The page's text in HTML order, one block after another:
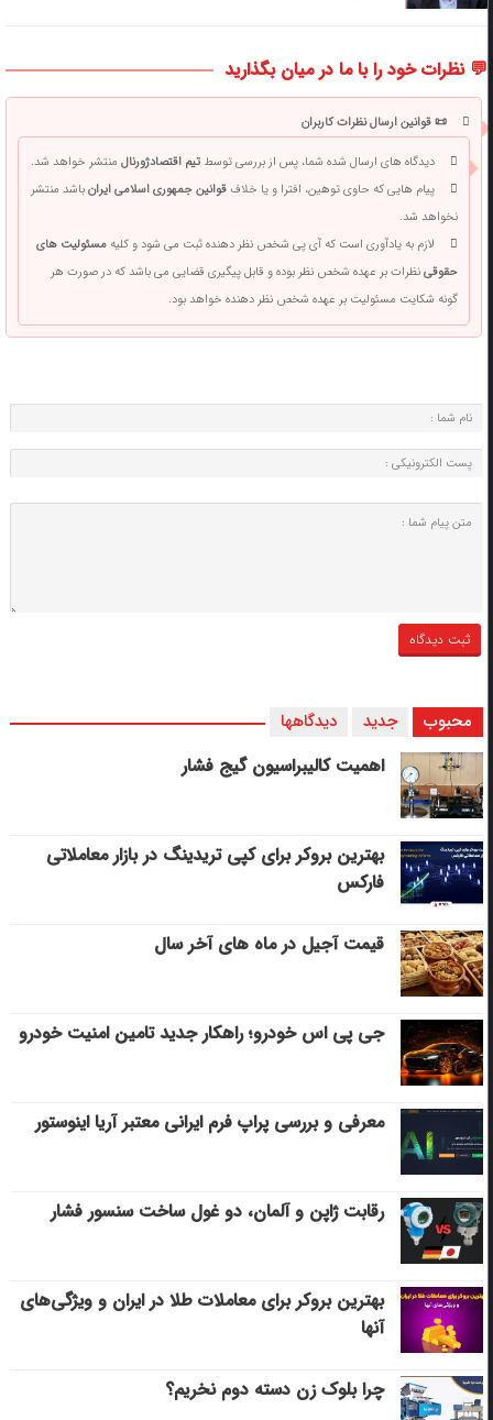
💬 نظرات خود را با ما در میان بگذارید
📜 قوانین ارسال نظرات کاربران
دیدگاه های ارسال شده شما، پس از بررسی توسطتیم اقتصادژورنالمنتشر خواهد شد.
پیام هایی که حاوی توهین، افترا و یا خلافقوانین جمهوری اسلامی ایرانباشد منتشر
نخواهد شد.
لازم به یادآوری است که آی پی شخص نظر دهنده ثبت می شود و کلیهمسئولیت های
حقوقینظرات بر عهده شخص نظر بوده و قابل پیگیری قضایی می باشد که در صورت هر
گونه شکایت مسئولیت بر عهده شخص نظر دهنده خواهد بود.
محبوب جدید دیدگاهها
اهمیت کالیبراسیون گیج فشار
بهترین بروکر برای کپی‌ تریدینگ در بازار معاملاتی
فارکس
قیمت آجیل در ماه های آخر سال
جی پی اس خودرو؛ راهکار جدید تامین امنیت خودرو
معرفی و بررسی پراپ فرم ایرانی معتبر آریا اینوستور
رقابت ژاپن و آلمان، دو غول ساخت سنسور فشار
بهترین بروکر برای معاملات طلا در ایران و ویژگی‌های
آنها
چرا بلوک زن دسته دوم نخریم؟